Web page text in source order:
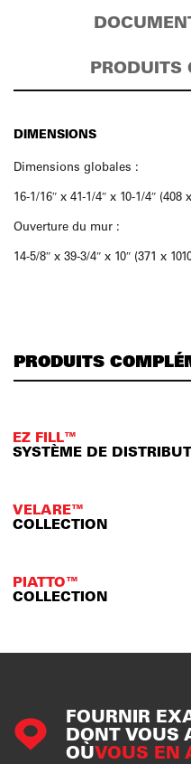
PRODUITS
DIMENSIONS
Dimensions globales :
16-1/16″ x 41-1/4″ x 10-1/4″
Ouverture du mur :
14-5/8″ x 39-3/4″ x 10″ (371 x
PRODUITS
EZ FILL™
SYSTÈME DE
VELARE™
COLLECTION
PIATTO™
COLLECTION
FOURNIR
DONT VOUS
OÙVOUS EN